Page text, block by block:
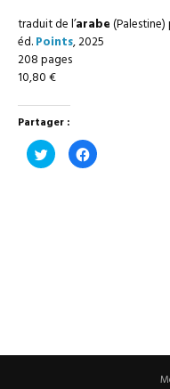
traduit de l’arabe
éd.Points, 2025
208 pages
10,80 €
Partager :
Cliquez
pour
partager
Cliquez
pour